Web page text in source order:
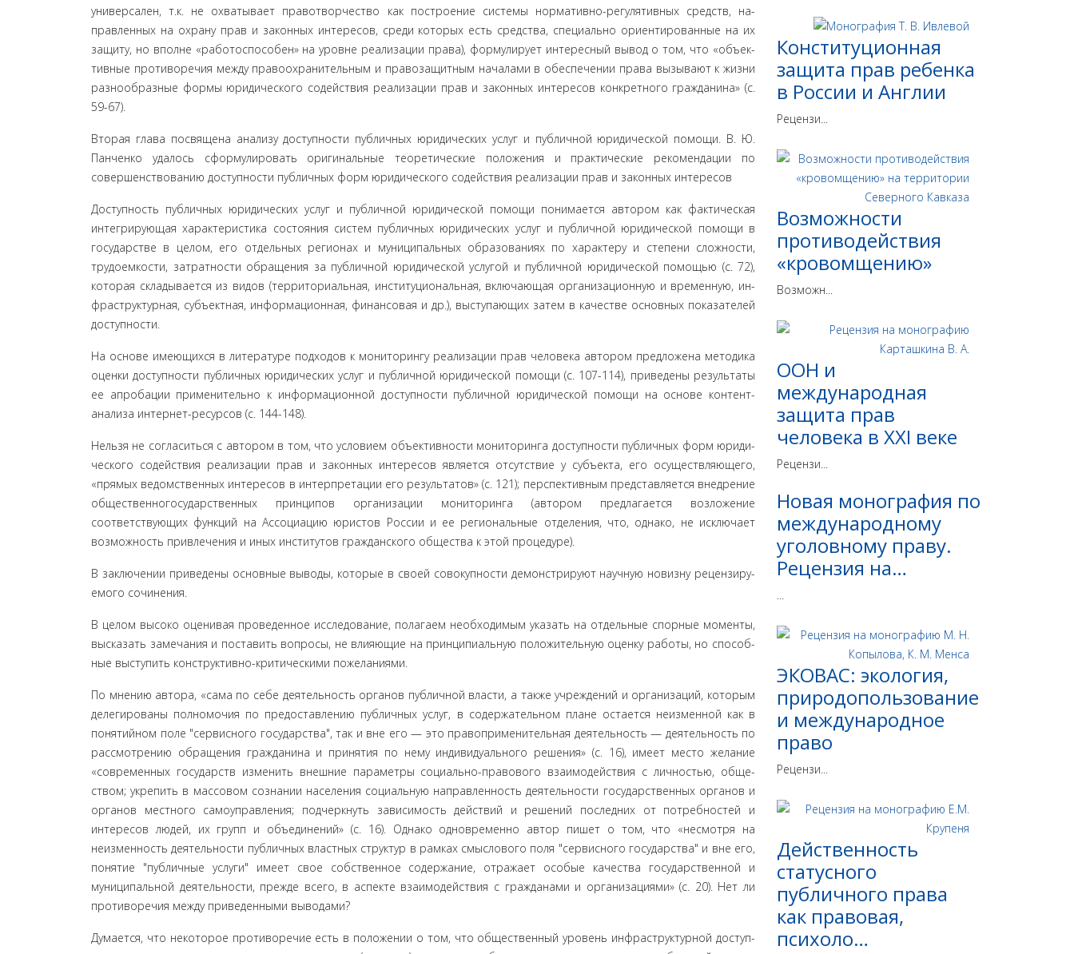
универсален, т.к. не охватывает правотворчество как по­строение системы нормативно-регулятивных средств, на­
правленных на охрану прав и законных интересов, среди которых есть средства, специально ориентированные на их
защиту, но вполне «работоспособен» на уровне реализации права), формулирует интересный вывод о том, что «объек­
тивные противоречия между правоохранительным и право­защитным началами в обеспечении права вызывают к жизни
разнообразные формы юридического содействия реализа­ции прав и законных интересов конкретного гражданина» (с.
59-67).
Вторая глава посвящена анализу доступности пу­бличных юридических услуг и публичной юридической помощи. В. Ю.
Панченко удалось сформулировать ори­гинальные теоретические положения и практические ре­комендации по
совершенствованию доступности публич­ных форм юридического содействия реализации прав и законных интересов
Доступность публичных юридических услуг и публичной юридической помощи понимается автором как фактическая
интегрирующая характеристика состояния систем публич­ных юридических услуг и публичной юридической помощи в
государстве в целом, его отдельных регионах и муници­пальных образованиях по характеру и степени сложности,
трудоемкости, затратности обращения за публичной юриди­ческой услугой и публичной юридической помощью (с. 72),
которая складывается из видов (территориальная, институци­ональная, включающая организационную и временную, ин­
фраструктурная, субъектная, информационная, финансовая и др.), выступающих затем в качестве основных показателей
доступности.
На основе имеющихся в литературе подходов к монито­рингу реализации прав человека автором предложена ме­тодика
оценки доступности публичных юридических услуг и публичной юридической помощи (с. 107-114), приведены результаты
ее апробации применительно к информационной доступности публичной юридической помощи на основе кон­тент-
анализа интернет-ресурсов (с. 144-148).
Нельзя не согласиться с автором в том, что условием объек­тивности мониторинга доступности публичных форм юриди­
ческого содействия реализации прав и законных интересов яв­ляется отсутствие у субъекта, его осуществляющего,
«прямых ведомственных интересов в интерпретации его результатов» (с. 121); перспективным представляется внедрение
общественно­государственных принципов организации мониторинга (авто­ром предлагается возложение
соответствующих функций на Ассоциацию юристов России и ее региональные отделения, что, однако, не исключает
возможность привлечения и иных институтов гражданского общества к этой процедуре).
В заключении приведены основные выводы, которые в сво­ей совокупности демонстрируют научную новизну рецензиру­
емого сочинения.
В целом высоко оценивая проведенное исследование, по­лагаем необходимым указать на отдельные спорные моменты,
высказать замечания и поставить вопросы, не влияющие на принципиальную положительную оценку работы, но способ­
ные выступить конструктивно-критическими пожеланиями.
По мнению автора, «сама по себе деятельность органов публичной власти, а также учреждений и организаций, ко­торым
делегированы полномочия по предоставлению пу­бличных услуг, в содержательном плане остается неизменной как в
понятийном поле "сервисного государства", так и вне его — это правоприменительная деятельность — деятель­ность по
рассмотрению обращения гражданина и принятия по нему индивидуального решения» (с. 16), имеет место жела­ние
«современных государств изменить внешние параметры социально-правового взаимодействия с личностью, обще­
ством; укрепить в массовом сознании населения социальную направленность деятельности государственных органов и
ор­ганов местного самоуправления; подчеркнуть зависимость действий и решений последних от потребностей и
интересов людей, их групп и объединений» (с. 16). Однако одновременно автор пишет о том, что «несмотря на
неизменность деятельно­сти публичных властных структур в рамках смыслового поля "сервисного государства" и вне его,
понятие "публичные ус­луги" имеет свое собственное содержание, отражает особые качества государственной и
муниципальной деятельности, прежде всего, в аспекте взаимодействия с гражданами и орга­низациями» (с. 20). Нет ли
противоречия между приведенны­ми выводами?
Думается, что некоторое противоречие есть в положении о том, что общественный уровень инфраструктурной доступ­
Конституционная
защита прав ребенка
в России и Англии
Рецензи...
Возможности
противодействия
«кровомщению»
Возможн...
ООН и
международная
защита прав
человека в ХХI веке
Рецензи...
Новая монография по
международному
уголовному праву.
Рецензия на…
...
ЭКОВАС: экология,
природопользование
и международное
право
Рецензи...
Действенность
статусного
публичного права
как правовая,
психоло…